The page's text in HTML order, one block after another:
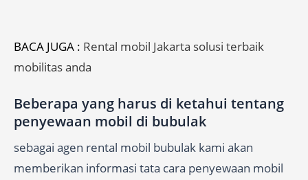
BACA JUGA : Rental mobil Jakarta solusi terbaik
mobilitas anda
Beberapa yang harus di ketahui tentang
penyewaan mobil di bubulak
sebagai agen rental mobil bubulak kami akan
memberikan informasi tata cara penyewaan mobil